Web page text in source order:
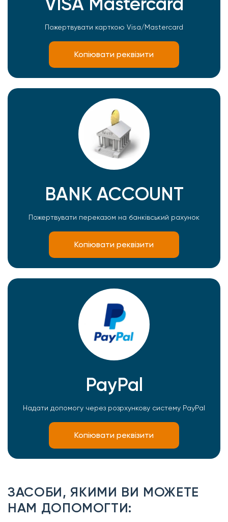
Пожертвувати карткою Visa/Mastercard
Копіювати реквізити
BANK ACCOUNT
Пожертвувати переказом на банківський рахунок
Копіювати реквізити
PayPal
Надати допомогу через розрхункову систему PayPal
Копіювати реквізити
ЗАСОБИ, ЯКИМИ ВИ МОЖЕТЕ
НАМ ДОПОМОГТИ: